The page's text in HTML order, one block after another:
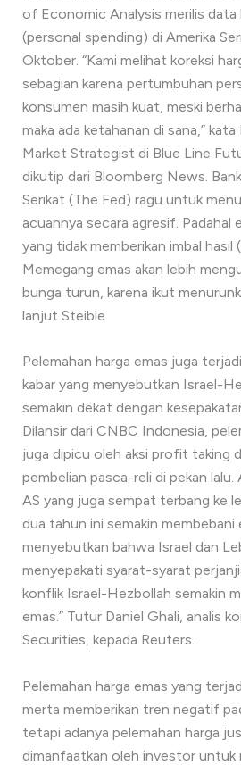
of Economic Analysis merilis data
(personal spending) di Amerika
Oktober. “Kami melihat koreksi
sebagian karena pertumbuhan
konsumen masih kuat, meski
maka ada ketahanan di sana,”
Market Strategist di Blue Line
dikutip dari Bloomberg News.
Serikat (The Fed) ragu untuk
acuannya secara agresif. Padahal
yang tidak memberikan imbal hasil
Memegang emas akan lebih
bunga turun, karena ikut
lanjut Steible.
Pelemahan harga emas juga
kabar yang menyebutkan Israel-
semakin dekat dengan
Dilansir dari CNBC Indonesia,
juga dipicu oleh aksi profit taking
pembelian pasca-reli di pekan lalu.
AS yang juga sempat terbang ke
dua tahun ini semakin membebani
menyebutkan bahwa Israel dan
menyepakati syarat-syarat
konflik Israel-Hezbollah semakin
emas.” Tutur Daniel Ghali, analis
Securities, kepada Reuters.
Pelemahan harga emas yang
merta memberikan tren negatif
tetapi adanya pelemahan harga
dimanfaatkan oleh investor untuk